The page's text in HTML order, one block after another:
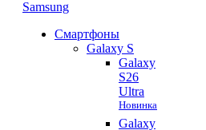
Samsung
Смартфоны
Galaxy S
Galaxy
S26
Ultra
Новинка
Galaxy